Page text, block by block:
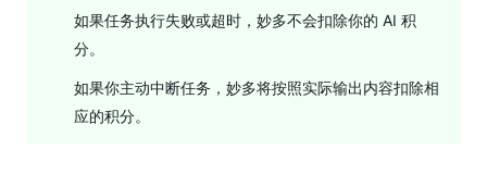
图
层
属
性
如果任务执行失败或超时，妙多不会扣除你的 AI 积
分。
如果你主动中断任务，妙多将按照实际输出内容扣除相
应的积分。